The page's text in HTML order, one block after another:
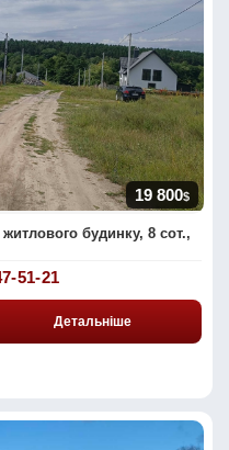
19 800$
будинку, 8 сот.,
51-21
Детальніше